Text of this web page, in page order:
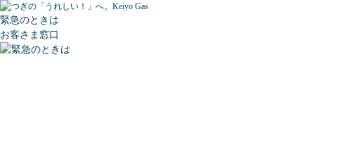
緊急のときは
お客さま窓口